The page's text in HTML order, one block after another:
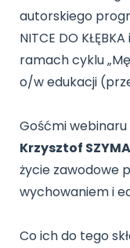
Archiwalne
Pomoc
Promocje
autorskiego
NITCE DO
ramach cyklu
o/w edukacji
Gośćmi
Krzysztof
życie zawodowe
wychowaniem i
Co ich do tego